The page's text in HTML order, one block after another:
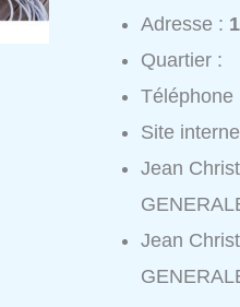
Adresse :
Quartier :
Site
Jean
Jean